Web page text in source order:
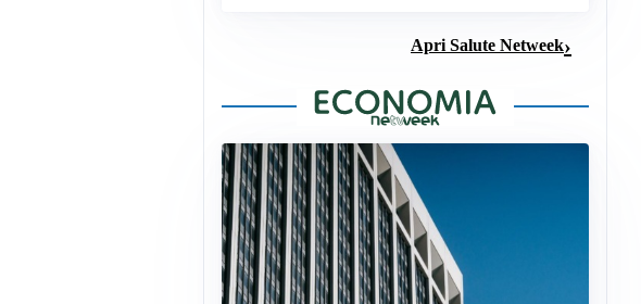
Apri Salute Netweek